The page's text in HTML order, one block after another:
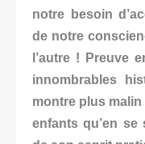
notre besoin
de notre
l’autre ! Preuve
innombrables
montre plus
enfants qu’en